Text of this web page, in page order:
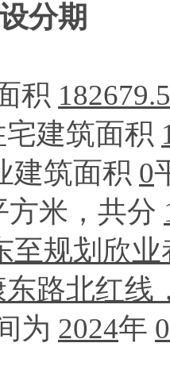
分期
积
建筑面积
建筑面积 0
方米，共分
至规划欣
路北红线
为 2024年